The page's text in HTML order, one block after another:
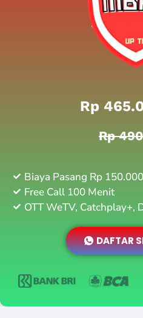
Rp
Rp
Biaya Pasang Rp
Free Call 100 Menit
OTT WeTV, Catchplay+,
DAFTAR